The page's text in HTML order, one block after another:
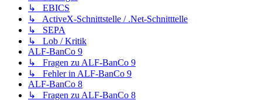
↳ EBICS
↳ ActiveX-Schnittstelle / .Net-Schnitttelle
↳ SEPA
↳ Lob / Kritik
ALF-BanCo 9
↳ Fragen zu ALF-BanCo 9
↳ Fehler in ALF-BanCo 9
ALF-BanCo 8
↳ Fragen zu ALF-BanCo 8